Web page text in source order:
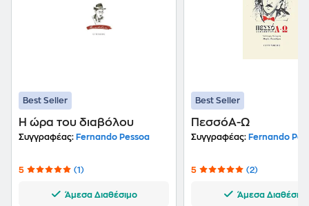
Best Seller
Η ώρα του διαβόλου
Συγγραφέας: Fernando Pessoa
5 (1)
Άμεσα Διαθέσιμο
Best Seller
ΠεσσόΑ-Ω
Συγγραφέας: Fernando
5 (2)
Άμεσα Διαθέσιμο